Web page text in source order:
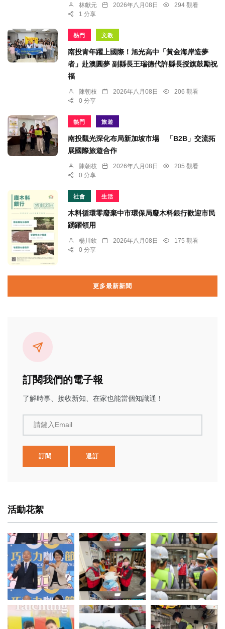
林獻元 2026年八月08日
294 觀看
1 分享
熱門 文教
南投青年躍上國際！旭光高中「黃金海岸造夢
者」赴澳圓夢 副縣長王瑞德代許縣長授旗鼓勵祝
福
陳朝枝 2026年八月08日
206 觀看
0 分享
熱門 旅遊
南投觀光深化布局新加坡市場 「B2B」交流拓
展國際旅遊合作
陳朝枝 2026年八月08日
205 觀看
0 分享
社會 生活
木料循環零廢棄中市環保局廢木料銀行歡迎市民
踴躍領用
楊川欽 2026年八月08日
175 觀看
0 分享
更多最新新聞
訂閱我們的電子報
了解時事、接收新知、在家也能當個知識通！
請鍵入Email
訂閱 退訂
活動花絮